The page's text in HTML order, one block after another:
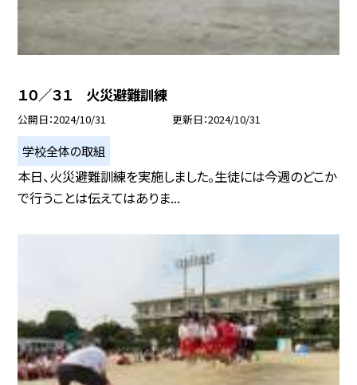
１０／３１ 火災避難訓練
公開日 2024/10/31 更新日 2024/10/31
学校全体の取組
本日、火災避難訓練を実施しました。生徒には今週のどこか
で行うことは伝えてはありま...